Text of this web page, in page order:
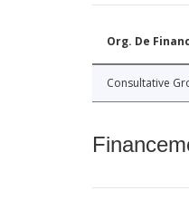
Org. De
Consultative